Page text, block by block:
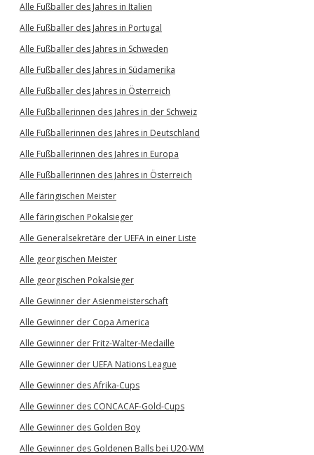
Alle Fußballer des Jahres in Italien
Alle Fußballer des Jahres in Portugal
Alle Fußballer des Jahres in Schweden
Alle Fußballer des Jahres in Südamerika
Alle Fußballer des Jahres in Österreich
Alle Fußballerinnen des Jahres in der Schweiz
Alle Fußballerinnen des Jahres in Deutschland
Alle Fußballerinnen des Jahres in Europa
Alle Fußballerinnen des Jahres in Österreich
Alle färingischen Meister
Alle färingischen Pokalsieger
Alle Generalsekretäre der UEFA in einer Liste
Alle georgischen Meister
Alle georgischen Pokalsieger
Alle Gewinner der Asienmeisterschaft
Alle Gewinner der Copa America
Alle Gewinner der Fritz-Walter-Medaille
Alle Gewinner der UEFA Nations League
Alle Gewinner des Afrika-Cups
Alle Gewinner des CONCACAF-Gold-Cups
Alle Gewinner des Golden Boy
Alle Gewinner des Goldenen Balls bei U20-WM